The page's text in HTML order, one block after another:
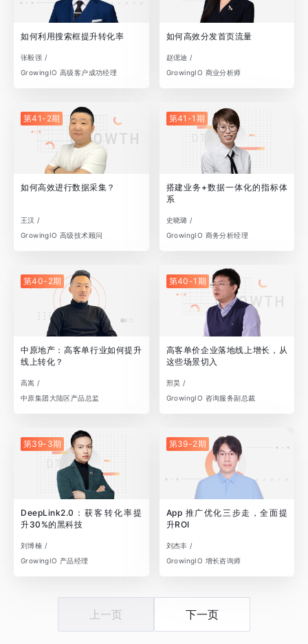
如何利用搜索框提升转化率
张毅强 /
GrowingIO 高级客户成功经理
如何高效分发首页流量
赵偲迪 /
GrowingIO 商业分析师
第41-2期
如何高效进行数据采集？
王汉 /
GrowingIO 高级技术顾问
第41-1期
搭建业务+数据一体化的指标体
系
史晓璐 /
GrowingIO 商务分析经理
第40-2期
中原地产：高客单行业如何提升
线上转化？
高嵩 /
中原集团大陆区产品总监
第40-1期
高客单价企业落地线上增长，从
这些场景切入
邢昊 /
GrowingIO 咨询服务副总裁
第39-3期
DeepLink2.0：获客转化率提
升30%的黑科技
刘博楠 /
GrowingIO 产品经理
第39-2期
App 推广优化三步走，全面提
升ROI
刘杰丰 /
GrowingIO 增长咨询师
上一页 下一页